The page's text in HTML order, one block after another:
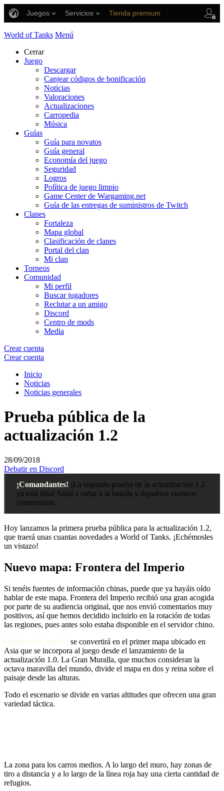
Juegos Servicios Tienda premium
World of Tanks Menú
Cerrar
Juego
Descargar
Canjear códigos de bonificación
Noticias
Valoraciones
Actualizaciones
Carropedia
Música
Guías
Guía para novatos
Guía general
Economía del juego
Seguridad
Logros
Política de juego limpio
Game Center de Wargaming.net
Guía de las entregas de suministros de Twitch
Clanes
Fortaleza
Mapa global
Clasificación de clanes
Portal del clan
Mi clan
Torneos
Comunidad
Mi perfil
Buscar jugadores
Reclutar a un amigo
Discord
Centro de mods
Media
Crear cuenta
Crear cuenta
Inicio
Noticias
Noticias generales
Prueba pública de la
actualización 1.2
28/09/2018
Debatir en Discord
¡Comandantes! ¡La segunda prueba de la actualización 1.2
ya está lista! Salid a rodar a la batalla y dejadnos vuestros
comentarios.
Hoy lanzamos la primera prueba pública para la actualización 1.2,
que traerá unas cuantas novedades a World of Tanks. ¡Echémosles
un vistazo!
Nuevo mapa: Frontera del Imperio
Si tenéis fuentes de información chinas, puede que ya hayáis oído
hablar de este mapa. Frontera del Imperio recibió una gran acogida
por parte de su audiencia original, que nos envió comentarios muy
positivos, así que hemos decidido incluirlo en la rotación de todas
las regiones, pues antes solo estaba disponible en el servidor chino.
Frontera del Imperio se convertirá en el primer mapa ubicado en
Asia que se incorpora al juego desde el lanzamiento de la
actualización 1.0. La Gran Muralla, que muchos consideran la
octava maravilla del mundo, divide el mapa en dos y reina sobre el
paisaje desde las alturas.
Todo el escenario se divide en varias altitudes que ofrecen una gran
variedad táctica.
La zona para los carros medios. A lo largo del muro, hay zonas de
tiro a distancia y a lo largo de la línea roja hay una cierta cantidad de
refugios.